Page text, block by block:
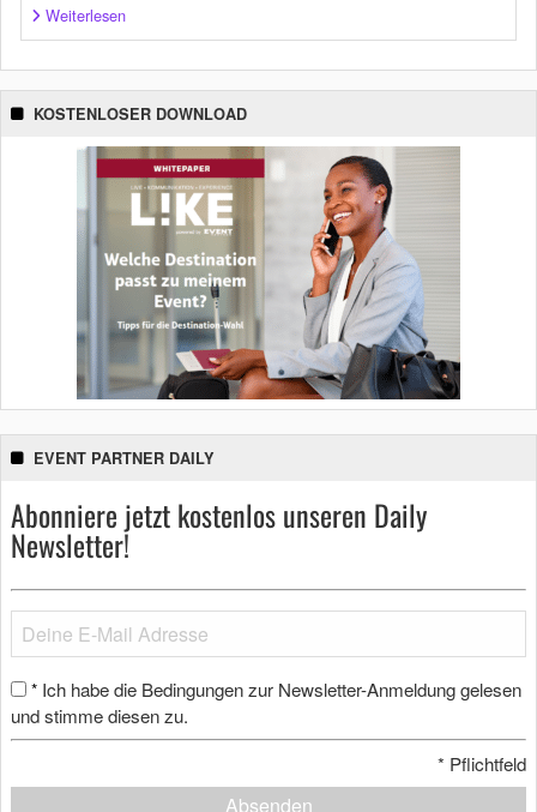
Weiterlesen
KOSTENLOSER DOWNLOAD
EVENT PARTNER DAILY
Abonniere jetzt kostenlos unseren Daily
Newsletter!
* Ich habe die Bedingungen zur Newsletter-Anmeldung gelesen
und stimme diesen zu.
* Pflichtfeld
Absenden